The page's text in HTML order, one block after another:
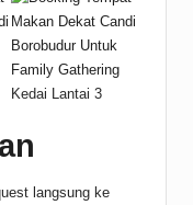
Kedai Lantai 3
langsung ke